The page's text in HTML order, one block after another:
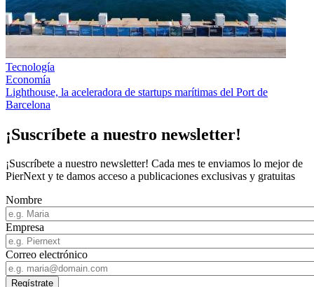
Tecnología
Economía
Lighthouse, la aceleradora de startups marítimas del Port de
Barcelona
¡Suscríbete a nuestro newsletter!
¡Suscríbete a nuestro newsletter! Cada mes te enviamos lo mejor de
PierNext y te damos acceso a publicaciones exclusivas y gratuitas
Nombre
Empresa
Correo electrónico